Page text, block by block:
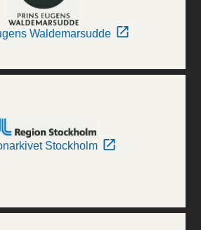
Waldemarsudde
Stockholm